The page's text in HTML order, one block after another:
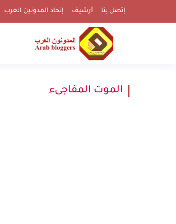
إتصل بنا أرشيف إتحاد المدونين العرب
الموت المفاجىء